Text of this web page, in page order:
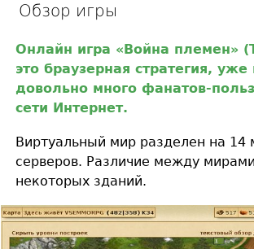
Обзор игры
Онлайн игра «Война племен»
это браузерная стратегия,
довольно много фанатов-
сети Интернет.
Виртуальный мир разделен на 14
серверов. Различие между
некоторых зданий.